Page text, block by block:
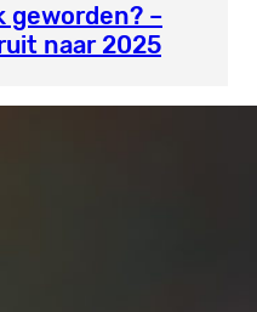
geworden? –
naar 2025